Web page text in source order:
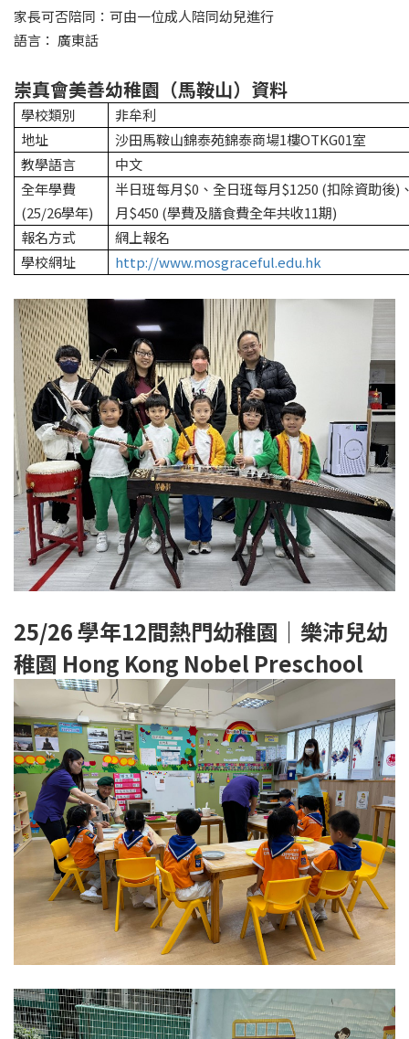
家長可否陪同：可由一位成人陪同幼兒進行
語言： 廣東話
崇真會美善幼稚園（馬鞍山）資料
學校類別
非牟利
地址
沙田馬鞍山錦泰苑錦泰商場1樓OTKG01室
教學語言
中文
全年學費
(25/26學年)
半日班每月$0、全日班每月$1250 (扣除資助後)
月$450 (學費及膳食費全年共收11期)
報名方式
網上報名
學校網址
http://www.mosgraceful.edu.hk
25/26 學年12間熱門幼稚園｜樂沛兒幼
稚園 Hong Kong Nobel Preschool